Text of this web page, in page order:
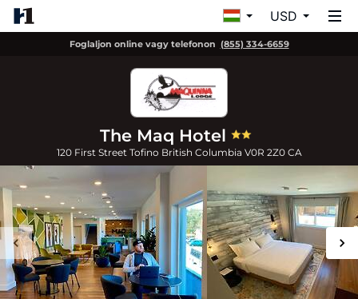
USD
Foglaljon online vagy telefonon (855) 334-6659
The Maq Hotel
120 First Street Tofino British Columbia V0R 2Z0 CA